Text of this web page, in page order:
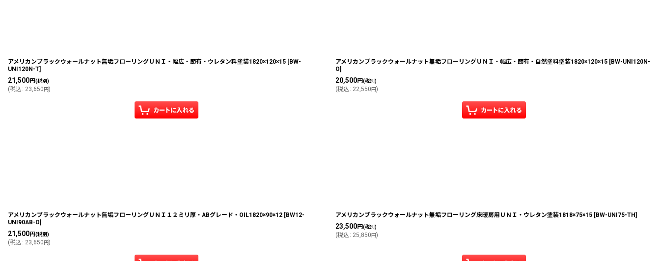
アメリカンブラックウォールナット無垢フローリングＵＮＩ・幅広・節有・ウレタン料塗装1820×120×15 [BW-
UNI120N-T]
21,500円(税別)
(税込 : 23,650 円)
アメリカンブラックウォールナット無垢フローリングＵＮＩ・幅広・節有・自然塗料塗装1820×120×15 [BW-UNI120N-
O]
20,500円(税別)
(税込 : 22,550 円)
アメリカンブラックウォールナット無垢フローリングＵＮＩ１２ミリ厚・ABグレード・OIL1820×90×12 [BW12-
UNI90AB-O]
21,500円(税別)
(税込 : 23,650 円)
アメリカンブラックウォールナット無垢フローリング床暖房用ＵＮＩ・ウレタン塗装1818×75×15 [BW-UNI75-TH]
23,500円(税別)
(税込 : 25,850 円)